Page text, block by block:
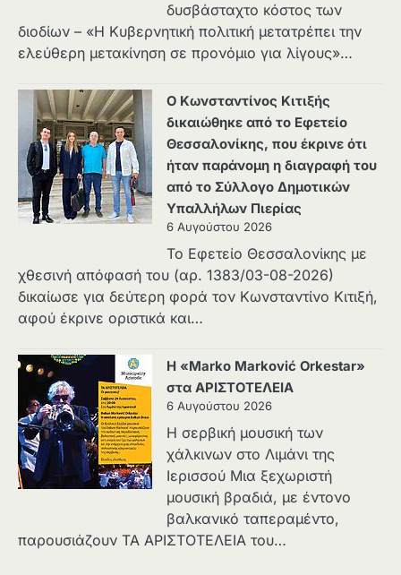
δυσβάσταχτο κόστος των
διοδίων – «Η Κυβερνητική πολιτική μετατρέπει την
ελεύθερη μετακίνηση σε προνόμιο για λίγους»…
Ο Κωνσταντίνος Κιτιξής
δικαιώθηκε από το Εφετείο
Θεσσαλονίκης, που έκρινε ότι
ήταν παράνομη η διαγραφή του
από το Σύλλογο Δημοτικών
Υπαλλήλων Πιερίας
6 Αυγούστου 2026
Το Εφετείο Θεσσαλονίκης με
χθεσινή απόφασή του (αρ. 1383/03-08-2026)
δικαίωσε για δεύτερη φορά τον Κωνσταντίνο Κιτιξή,
αφού έκρινε οριστικά και…
Η «Marko Marković Orkestar»
στα ΑΡΙΣΤΟΤΕΛΕΙΑ
6 Αυγούστου 2026
Η σερβική μουσική των
χάλκινων στο Λιμάνι της
Ιερισσού Μια ξεχωριστή
μουσική βραδιά, με έντονο
βαλκανικό ταπεραμέντο,
παρουσιάζουν ΤΑ ΑΡΙΣΤΟΤΕΛΕΙΑ του…